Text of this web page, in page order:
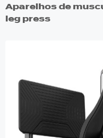
Aparelhos de
leg press